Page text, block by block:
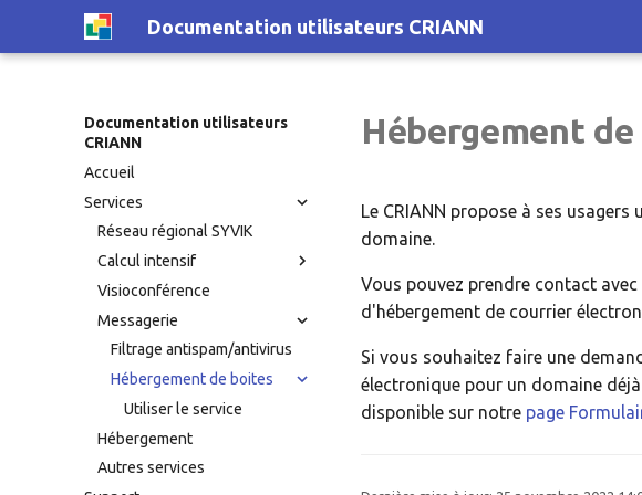
Documentation utilisateurs CRIANN
Documentation utilisateurs
CRIANN
Accueil
Services
Réseau régional SYVIK
Calcul intensif
Visioconférence
Messagerie
Filtrage antispam/antivirus
Hébergement de boites
Utiliser le service
Hébergement
Autres services
Hébergement
Le CRIANN propose à ses
domaine.
Vous pouvez prendre contact avec
d'hébergement de courrier
Si vous souhaitez faire une
électronique pour un domaine
disponible sur notre page